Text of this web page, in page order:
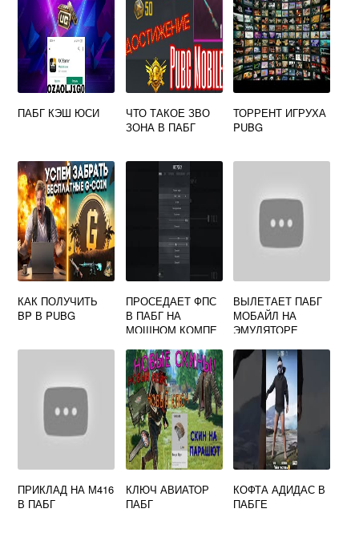
ПАБГ КЭШ ЮСИ
ЧТО ТАКОЕ ЗВО
ЗОНА В ПАБГ
ТОРРЕНТ ИГРУХА
PUBG
КАК ПОЛУЧИТЬ
BP В PUBG
ПРОСЕДАЕТ ФПС
В ПАБГ НА
МОЩНОМ КОМПЕ
ВЫЛЕТАЕТ ПАБГ
МОБАЙЛ НА
ЭМУЛЯТОРЕ
ПРИКЛАД НА М416
В ПАБГ
КЛЮЧ АВИАТОР
ПАБГ
КОФТА АДИДАС В
ПАБГЕ